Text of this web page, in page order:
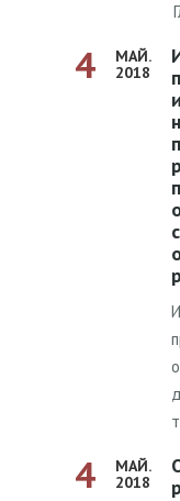
4
МАЙ.
2018
4
МАЙ.
2018
Общая